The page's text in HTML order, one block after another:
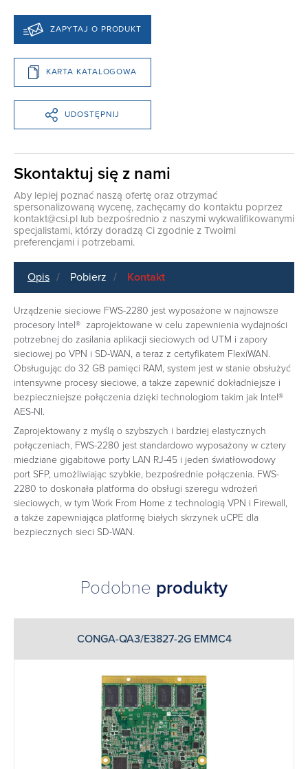
ZAPYTAJ O PRODUKT
KARTA KATALOGOWA
UDOSTĘPNIJ
Skontaktuj się z nami
Aby lepiej poznać naszą ofertę oraz otrzymać
spersonalizowaną wycenę, zachęcamy do kontaktu poprzez
kontakt@csi.pl lub bezpośrednio z naszymi wykwalifikowanymi
specjalistami, którzy doradzą Ci zgodnie z Twoimi
preferencjami i potrzebami.
Opis Pobierz Kontakt
Urządzenie sieciowe ‎FWS-2280 jest wyposażone w najnowsze
procesory Intel® zaprojektowane w celu zapewnienia wydajności
potrzebnej do zasilania aplikacji sieciowych od UTM i zapory
sieciowej po VPN i SD-WAN, a teraz ‎‎z certyfikatem FlexiWAN‎‎.
Obsługując do 32 GB pamięci RAM, system jest w stanie obsłużyć
intensywne procesy sieciowe, a także zapewnić dokładniejsze i
bezpieczniejsze połączenia dzięki technologiom takim jak Intel®
AES-NI.‎
‎Zaprojektowany z myślą o szybszych i bardziej elastycznych
połączeniach, FWS-2280 jest standardowo wyposażony w cztery
miedziane gigabitowe porty LAN RJ-45 i jeden światłowodowy
port SFP, umożliwiając szybkie, bezpośrednie połączenia. FWS-
2280 to doskonała platforma do obsługi szeregu wdrożeń
sieciowych, w tym Work From Home z technologią VPN i Firewall,
a także zapewniająca platformę białych skrzynek uCPE dla
bezpiecznych sieci SD-WAN.‎
Podobne produkty
CONGA-QA3/E3827-2G EMMC4